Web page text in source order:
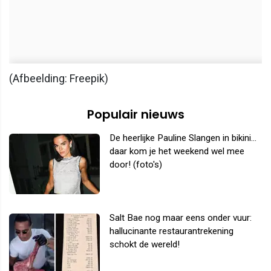
(Afbeelding: Freepik)
Populair nieuws
De heerlijke Pauline Slangen in bikini...
daar kom je het weekend wel mee
door! (foto's)
Salt Bae nog maar eens onder vuur:
hallucinante restaurantrekening
schokt de wereld!